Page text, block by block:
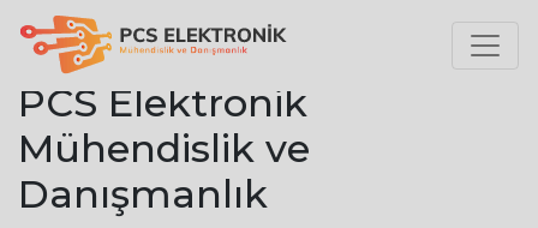
HAKKIMIZDA
PCS Elektronik
Mühendislik ve
Danışmanlık